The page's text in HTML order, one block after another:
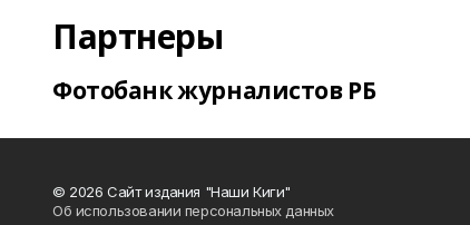
Партнеры
Фотобанк журналистов РБ
© 2026 Сайт издания "Наши Киги"
Об использовании персональных данных